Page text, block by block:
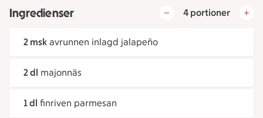
Ingredienser 4 portioner
2 msk avrunnen inlagd jalapeño
2 dl majonnäs
1 dl finriven parmesan